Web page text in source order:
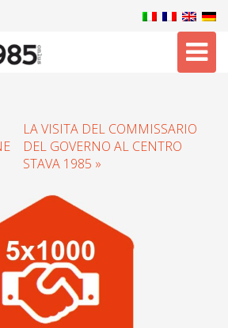
LA VISITA DEL COMMISSARIO
DEL GOVERNO AL CENTRO
STAVA 1985 »